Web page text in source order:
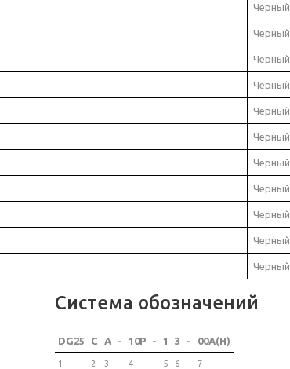
Черный
Черный
Черный
Черный
Черный
Черный
Черный
Черный
Черный
Черный
Черный
Система обозначений
DG25 C A - 10P - 1 3 - 00A(H)
1 2 3 4 5 6 7